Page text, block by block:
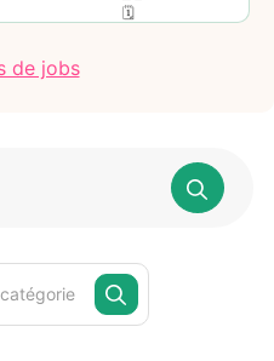
de jobs